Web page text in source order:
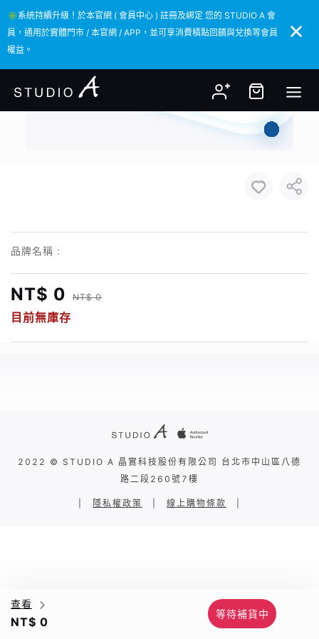
✳️系統持續升級！於本官網 ( 會員中心 ) 註冊及綁定 您的 STUDIO A 會
員，通用於實體門市 / 本官網 / APP，並可享消費積點回饋與兌換等會員
權益。
✳️系統持續升級！於本官網 ( 會員中心 ) 註冊及綁定 您的 STUDIO A 會
員，通用於實體門市 / 本官網 / APP，並可享消費積點回饋與兌換等會員
權益。
品牌名稱 :
NT$ 0 NT$ 0
目前無庫存
查看
NT$ 0
等待補貨中
2022 © STUDIO A 晶實科技股份有限公司 台北市中山區八德
路二段260號7樓
隱私權政策 線上購物條款